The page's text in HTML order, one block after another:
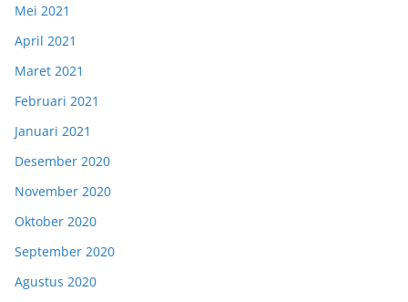
Mei 2021
April 2021
Maret 2021
Februari 2021
Januari 2021
Desember 2020
November 2020
Oktober 2020
September 2020
Agustus 2020